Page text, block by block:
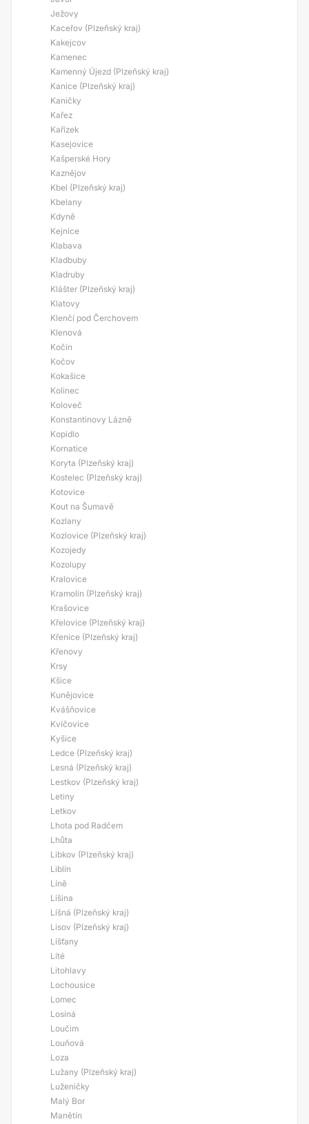
Ježovy
Kaceřov (Plzeňský kraj)
Kakejcov
Kamenec
Kamenný Újezd (Plzeňský kraj)
Kanice (Plzeňský kraj)
Kaničky
Kařez
Kařízek
Kasejovice
Kašperské Hory
Kaznějov
Kbel (Plzeňský kraj)
Kbelany
Kdyně
Kejnice
Klabava
Kladbuby
Kladruby
Klášter (Plzeňský kraj)
Klatovy
Klenčí pod Čerchovem
Klenová
Kočín
Kočov
Kokašice
Kolinec
Koloveč
Konstantinovy Lázně
Kopidlo
Kornatice
Koryta (Plzeňský kraj)
Kostelec (Plzeňský kraj)
Kotovice
Kout na Šumavě
Kozlany
Kozlovice (Plzeňský kraj)
Kozojedy
Kozolupy
Kralovice
Kramolín (Plzeňský kraj)
Krašovice
Křelovice (Plzeňský kraj)
Křenice (Plzeňský kraj)
Křenovy
Krsy
Kšice
Kunějovice
Kvášňovice
Kvíčovice
Kyšice
Ledce (Plzeňský kraj)
Lesná (Plzeňský kraj)
Lestkov (Plzeňský kraj)
Letiny
Letkov
Lhota pod Radčem
Lhůta
Libkov (Plzeňský kraj)
Liblín
Líně
Líšina
Líšná (Plzeňský kraj)
Lisov (Plzeňský kraj)
Líšťany
Líté
Litohlavy
Lochousice
Lomec
Losiná
Loučim
Louňová
Loza
Lužany (Plzeňský kraj)
Luženičky
Malý Bor
Manětín